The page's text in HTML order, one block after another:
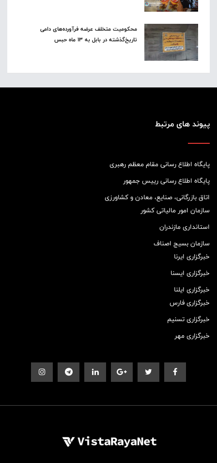
محکومیت متخلف عرضه فرآورده‌های دامی
تاریخ‌گذشته در بابل به ۱۳ ماه حبس
پیوند های مرتبط
پایگاه اطلاع رسانی مقام معظم رهبری
پایگاه اطلاع رسانی رییس جمهور
اتاق بازرگانی، صنایع، معادن و کشاورزی
سازمان امور مالیاتی کشور
استانداری مازندران
سازمان بسیج اصناف
خبرگزاری ایرنا
خبرگزاری ایسنا
خبرگزاری ایلنا
خبرگزاری فارس
خبرگزاری تسنیم
خبرگزاری مهر